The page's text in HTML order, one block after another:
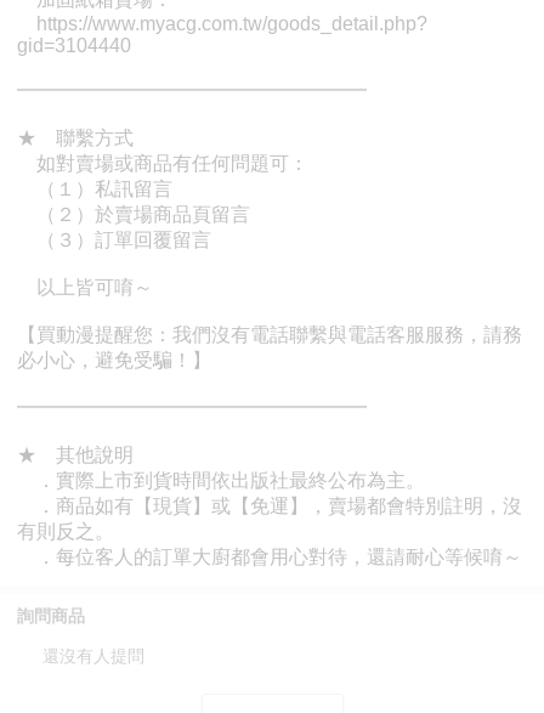
詢問商品
還沒有人提問